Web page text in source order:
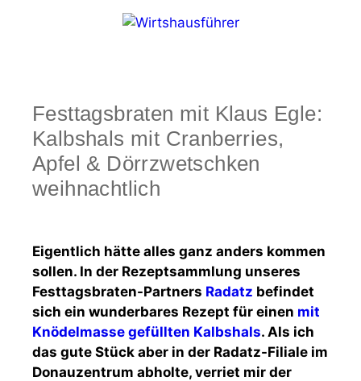
Festtagsbraten mit Klaus Egle:
Kalbshals mit Cranberries,
Apfel & Dörrzwetschken
weihnachtlich
Eigentlich hätte alles ganz anders kommen
sollen. In der Rezeptsammlung unseres
Festtagsbraten-Partners Radatz befindet
sich ein wunderbares Rezept für einen mit
Knödelmasse gefüllten Kalbshals. Als ich
das gute Stück aber in der Radatz-Filiale im
Donauzentrum abholte, verriet mir der